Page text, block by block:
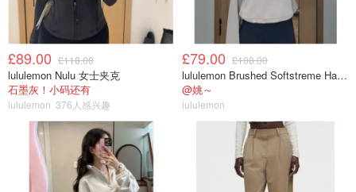
£89.00 £118.00
lululemon Nulu 女士夹克
石墨灰！小码还有
lululemon 376人感兴趣
£79.00 £108.00
lululemon Brushed Softstreme Half Zip 半拉链上衣
@姚～
lululemon